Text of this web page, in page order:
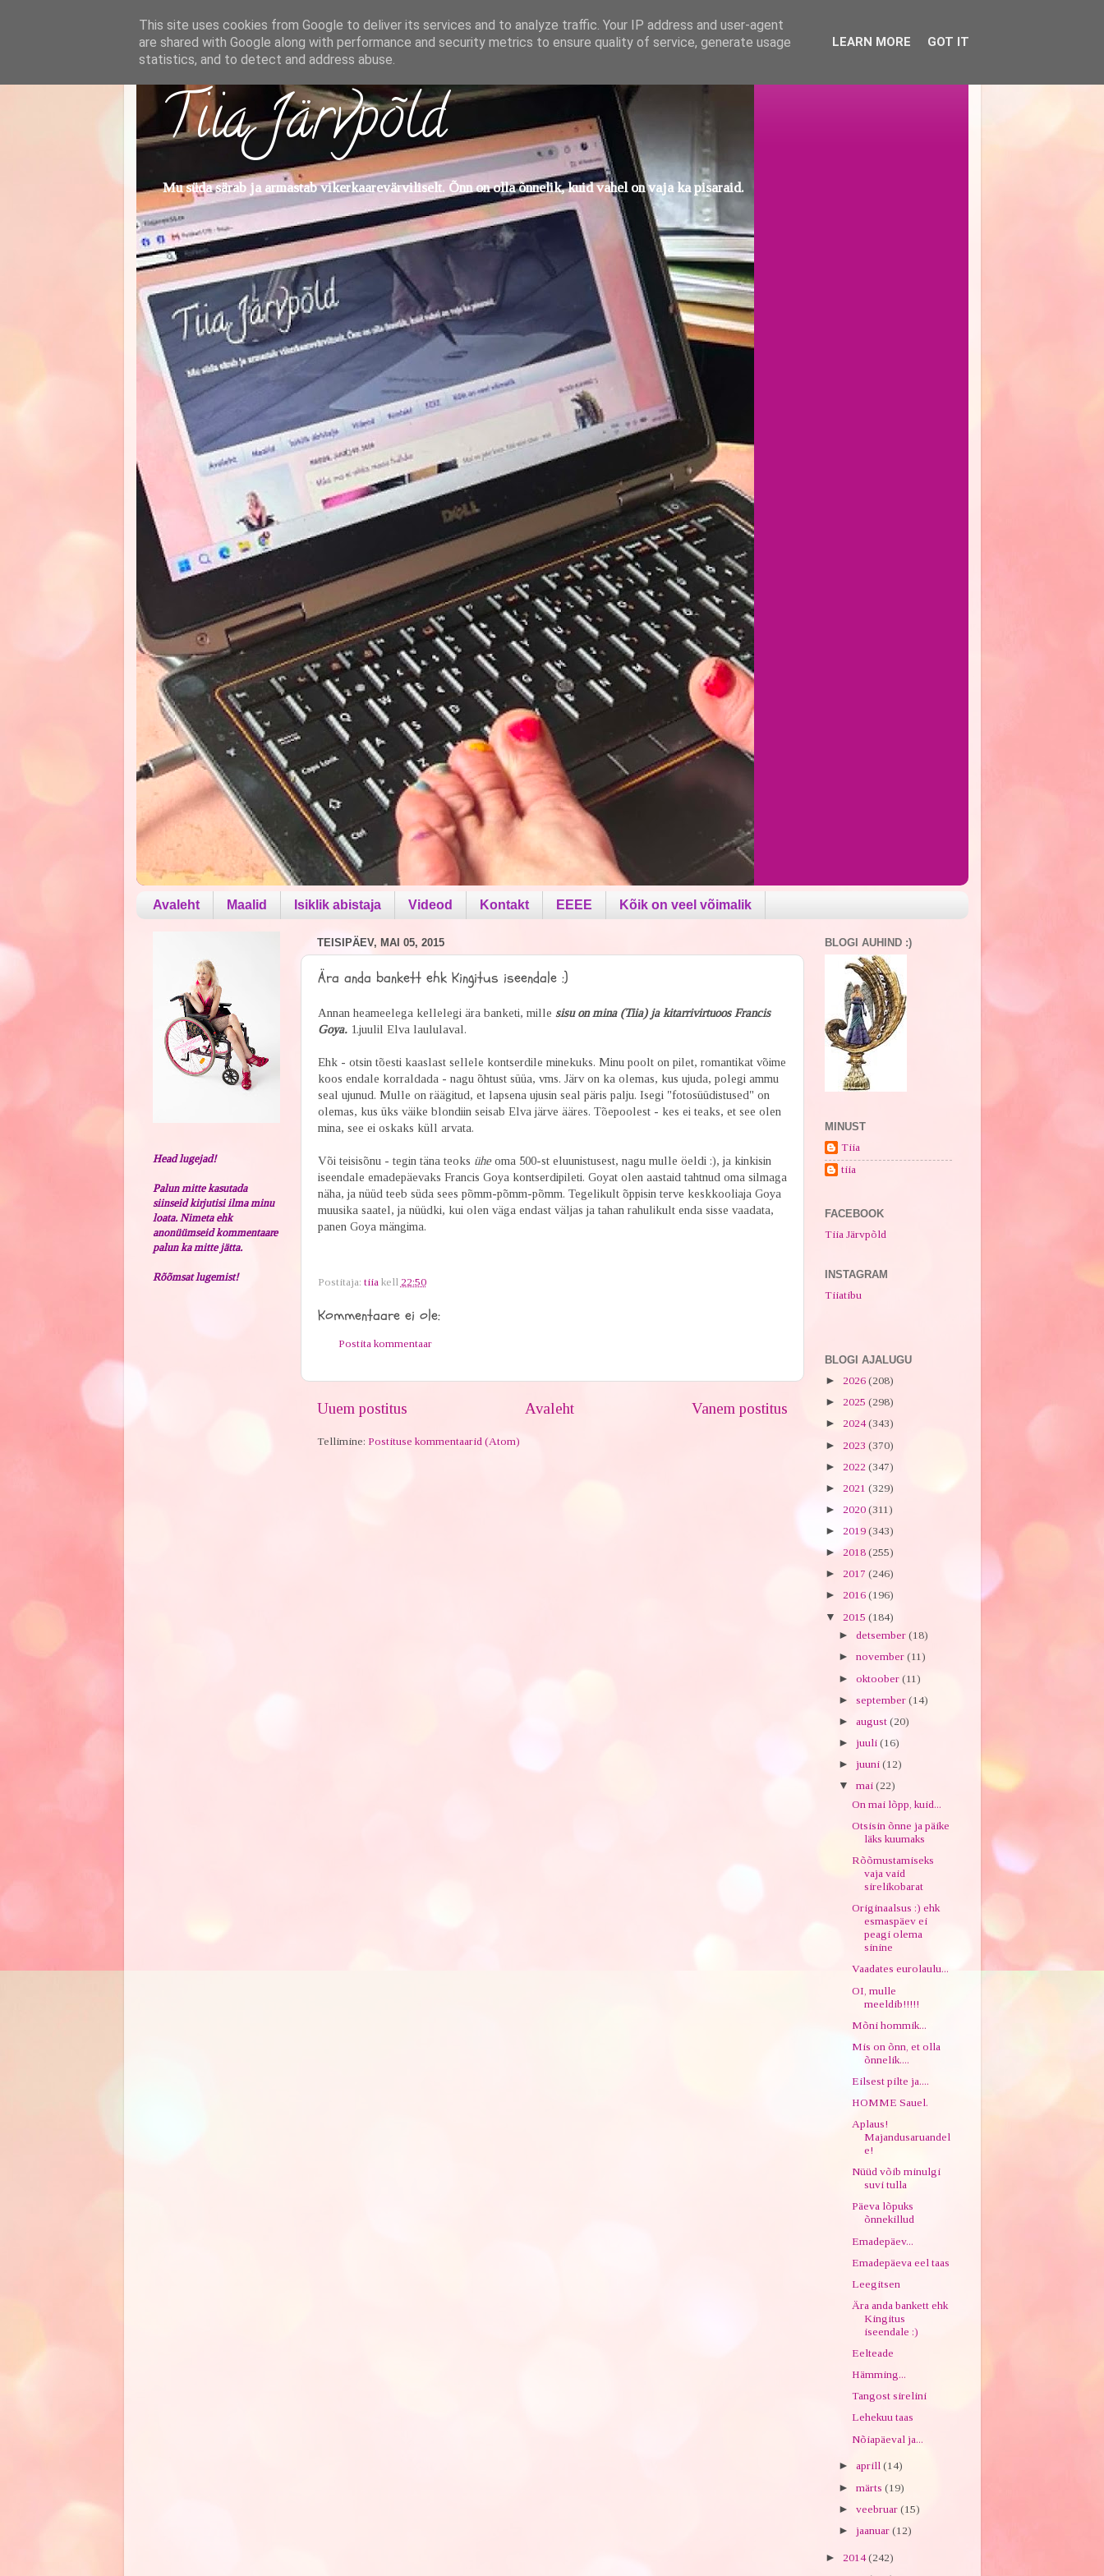
Tiia Järvpõld
Mu süda särab ja armastab vikerkaarevärviliselt. Õnn on olla õnnelik, kuid vahel on vaja ka pisaraid.
Avaleht Maalid Isiklik abistaja Videod Kontakt EEEE Kõik on veel võimalik
TEISIPÄEV, MAI 05, 2015
Ära anda bankett ehk Kingitus iseendale :)
Annan heameelega kellelegi ära banketi, mille sisu on mina (Tiia) ja kitarrivirtuoos Francis
Goya. 1.juulil Elva laululaval.
Ehk - otsin tõesti kaaslast sellele kontserdile minekuks. Minu poolt on pilet, romantikat võime
koos endale korraldada - nagu õhtust süüa, vms. Järv on ka olemas, kus ujuda, polegi ammu
seal ujunud. Mulle on räägitud, et lapsena ujusin seal päris palju. Isegi "fotosüüdistused" on
olemas, kus üks väike blondiin seisab Elva järve ääres. Tõepoolest - kes ei teaks, et see olen
mina, see ei oskaks küll arvata.
Või teisisõnu - tegin täna teoks üheoma 500-st eluunistusest, nagu mulle öeldi :), ja kinkisin
iseendale emadepäevaks Francis Goya kontserdipileti. Goyat olen aastaid tahtnud oma silmaga
näha, ja nüüd teeb süda sees põmm-põmm-põmm. Tegelikult õppisin terve keskkooliaja Goya
muusika saatel, ja nüüdki, kui olen väga endast väljas ja tahan rahulikult enda sisse vaadata,
panen Goya mängima.
Postitaja: tiia kell 22:50
Kommentaare ei ole:
Postita kommentaar
Uuem postitus Vanem postitus
Avaleht
Tellimine: Postituse kommentaarid (Atom)
Head lugejad!
Palun mitte kasutada
siinseid kirjutisi ilma minu
loata. Nimeta ehk
anonüümseid kommentaare
palun ka mitte jätta.
Rõõmsat lugemist!
BLOGI AUHIND :)
MINUST
Tiia
tiia
FACEBOOK
Tiia Järvpõld
INSTAGRAM
Tiiatibu
BLOGI AJALUGU
► 2026 (208)
► 2025 (298)
► 2024(343)
► 2023 (370)
► 2022 (347)
► 2021 (329)
► 2020 (311)
► 2019 (343)
► 2018 (255)
► 2017 (246)
► 2016 (196)
▼ 2015 (184)
► detsember (18)
► november (11)
► oktoober (11)
► september (14)
► august (20)
► juuli (16)
► juuni (12)
▼ mai (22)
On mai lõpp, kuid...
Otsisin õnne ja päike
läks kuumaks
Rõõmustamiseks
vaja vaid
sirelikobarat
Originaalsus :) ehk
esmaspäev ei
peagi olema
sinine
Vaadates eurolaulu...
OI, mulle
meeldib!!!!!
Mõni hommik...
Mis on õnn, et olla
õnnelik....
Eilsest pilte ja....
HOMME Sauel.
Aplaus!
Majandusaruandel
e!
Nüüd võib minulgi
suvi tulla
Päeva lõpuks
õnnekillud
Emadepäev...
Emadepäeva eel taas
Leegitsen
Ära anda bankett ehk
Kingitus
iseendale :)
Eelteade
Hämming...
Tangost sirelini
Lehekuu taas
Nõiapäeval ja...
► aprill (14)
► märts (19)
► veebruar (15)
► jaanuar (12)
► 2014(242)
This site uses cookies from Google to deliver its services and to analyze traffic. Your IP address and user-agent
are shared with Google along with performance and security metrics to ensure quality of service, generate usage
statistics, and to detect and address abuse.
LEARN MORE GOT IT